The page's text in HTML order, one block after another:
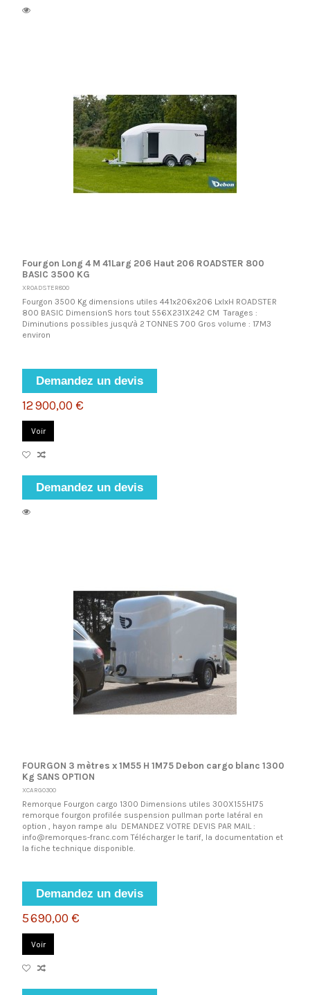
Fourgon Long 4 M 41Larg 206 Haut 206 ROADSTER 800
BASIC 3500 KG
XROADSTER800
Fourgon 3500 Kg dimensions utiles 441x206x206 LxlxH ROADSTER
800 BASIC DimensionS hors tout 556X231X242 CM Tarages :
Diminutions possibles jusqu'à 2 TONNES 700 Gros volume : 17M3
environ
Demandez un devis
12 900,00 €
Voir
Demandez un devis
FOURGON 3 mètres x 1M55 H 1M75 Debon cargo blanc 1300
Kg SANS OPTION
XCARGO300
Remorque Fourgon cargo 1300 Dimensions utiles 300X155H175
remorque fourgon profilée suspension pullman porte latéral en
option , hayon rampe alu DEMANDEZ VOTRE DEVIS PAR MAIL :
info@remorques-franc.com Télécharger le tarif, la documentation et
la fiche technique disponible.
Demandez un devis
5 690,00 €
Voir